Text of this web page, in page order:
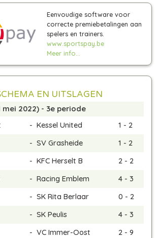
Eenvoudige software voor
correcte premiebetalingen aan
spelers en trainers.
www.sportspay.be
Meer info...
EN UITSLAGEN
mei 2022) - 3e periode
- Kessel United
1 - 2
- SV Grasheide
1 - 2
- KFC Herselt B
2 - 2
- Racing Emblem
4 - 3
- SK Rita Berlaar
0 - 2
- SK Peulis
4 - 3
- VC Immer-Oost
2 - 9